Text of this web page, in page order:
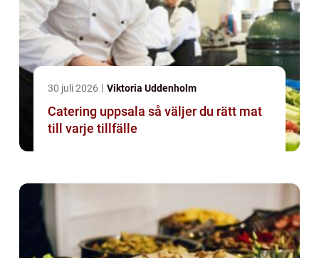
30 juli 2026 Viktoria Uddenholm
Catering uppsala så väljer du rätt mat
till varje tillfälle